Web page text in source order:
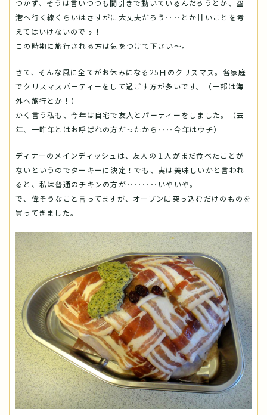
つかず、そうは言いつつも間引きで動いているんだろうとか、空
港へ行く線くらいはさすがに大丈夫だろう‥‥とか甘いことを考
えてはいけないのです！
この時期に旅行される方は気をつけて下さい～。
さて、そんな風に全てがお休みになる25日のクリスマス。各家庭
でクリスマスパーティーをして過ごす方が多いです。（一部は海
外へ旅行とか！）
かく言う私も、今年は自宅で友人とパーティーをしました。（去
年、一昨年とはお呼ばれの方だったから‥‥今年はウチ）
ディナーのメインディッシュは、友人の１人がまだ食べたことが
ないというのでターキーに決定！でも、実は美味しいかと言われ
ると、私は普通のチキンの方が‥‥‥‥いやいや。
で、偉そうなこと言ってますが、オーブンに突っ込むだけのものを
買ってきました。